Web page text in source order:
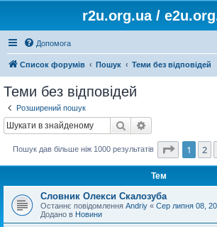
r2u.org.ua /
Допомога
Список форумів Пошук Теми без відповідей
Теми без відповідей
Розширений пошук
Пошук
Пошук дав більше ніж 1000 результатів Сторінка
1 2
Тем
Словник Олекси Скалозуба
Останнє повідомлення Andriy « Сер липня 08,
Додано в Новини